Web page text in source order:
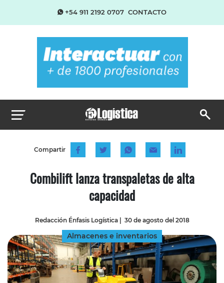
+54 911 2192 0707 CONTACTO
Compartir
Combilift lanza transpaletas de alta
capacidad
Redacción Énfasis Logística| 30 de agosto del 2018
Almacenes e inventarios